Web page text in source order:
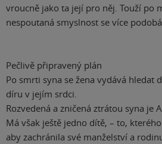
vroucně jako ta její pro něj. Touží po
nespoutaná smyslnost se více
Pečlivě připravený plán
Po smrti syna se žena vydává hledat
díru v jejím srdci.
Rozvedená a zničená ztrátou syna je
Má však ještě jedno dítě, – to,
aby zachránila své manželství a